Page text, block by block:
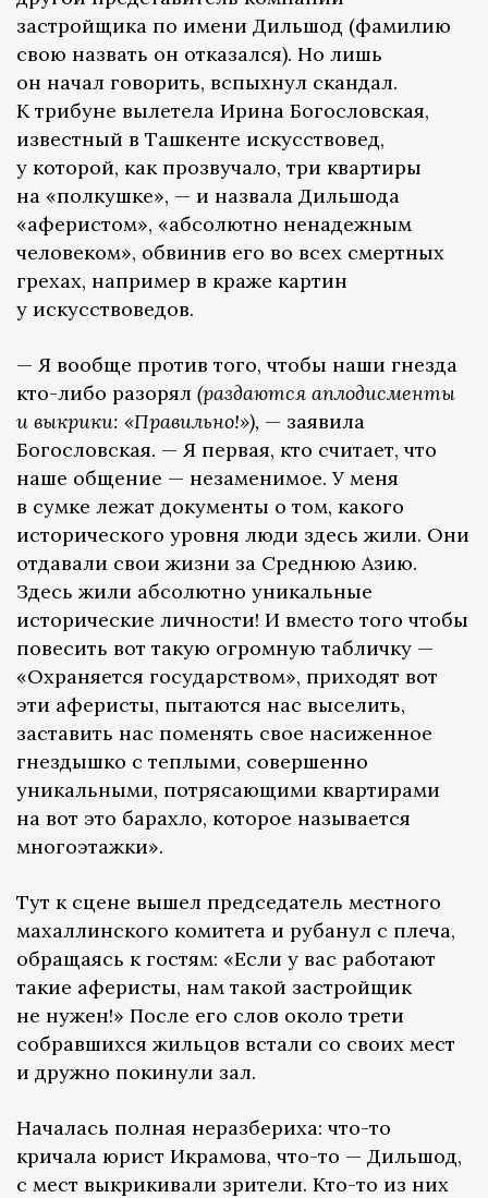
застройщика по имени Дильшод (фамилию
свою назвать он отказался). Но лишь
он начал говорить, вспыхнул скандал.
К трибуне вылетела Ирина Богословская,
известный в Ташкенте искусствовед,
у которой, как прозвучало, три квартиры
на «полкушке», — и назвала Дильшода
«аферистом», «абсолютно ненадежным
человеком», обвинив его во всех смертных
грехах, например в краже картин
у искусствоведов.
— Я вообще против того, чтобы наши гнезда
кто-либо разорял (раздаются аплодисменты
и выкрики: «Правильно!»), — заявила
Богословская. — Я первая, кто считает, что
наше общение — незаменимое. У меня
в сумке лежат документы о том, какого
исторического уровня люди здесь жили. Они
отдавали свои жизни за Среднюю Азию.
Здесь жили абсолютно уникальные
исторические личности! И вместо того чтобы
повесить вот такую огромную табличку —
«Охраняется государством», приходят вот
эти аферисты, пытаются нас выселить,
заставить нас поменять свое насиженное
гнездышко с теплыми, совершенно
уникальными, потрясающими квартирами
на вот это барахло, которое называется
многоэтажки».
Тут к сцене вышел председатель местного
махаллинского комитета и рубанул с плеча,
обращаясь к гостям: «Если у вас работают
такие аферисты, нам такой застройщик
не нужен!» После его слов около трети
собравшихся жильцов встали со своих мест
и дружно покинули зал.
Началась полная неразбериха: что-то
кричала юрист Икрамова, что-то — Дильшод,
с мест выкрикивали зрители. Кто-то из них